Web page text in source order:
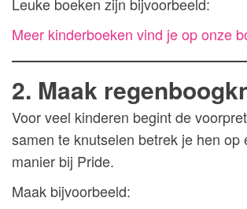
Meer kinderboeken vind je op onze
2. Maak
Voor veel kinderen begint de
samen te knutselen betrek je hen op
manier bij Pride.
Maak bijvoorbeeld: